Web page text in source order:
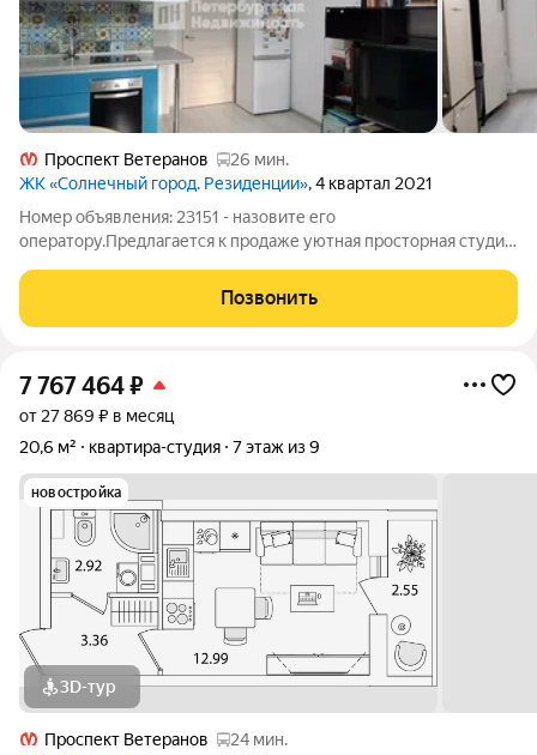
Проспект Ветеранов
26 мин.
ЖК «Солнечный город. Резиденции», 4 квартал 2021
Номер объявления: 23151 - назовите его
оператору.Предлагается к продаже уютная просторная студия
качественным ремонтом от застройщика Сэтл Сити.
Утепленная лоджия с установкой нового стеклопакета с
Позвонить
7 767 464₽
от 27 869 ₽ в месяц
20,6 м²
квартира-студия 7 этаж из 9
новостройка
3D-тур
Проспект Ветеранов
24 мин.